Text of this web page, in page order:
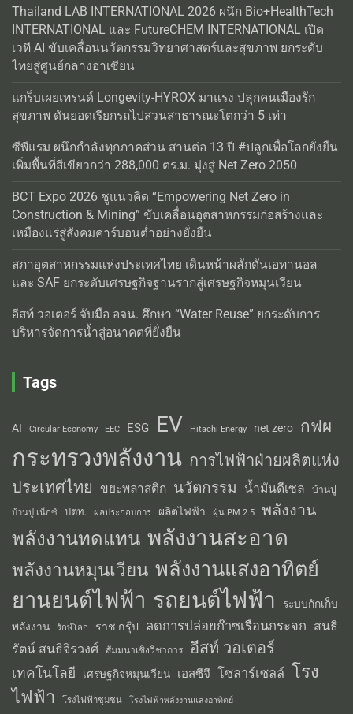
Thailand LAB INTERNATIONAL 2026 ผนึก Bio+HealthTech
INTERNATIONAL และ FutureCHEM INTERNATIONAL เปิด
เวที AI ขับเคลื่อนนวัตกรรมวิทยาศาสตร์และสุขภาพ ยกระดับ
ไทยสู่ศูนย์กลางอาเซียน
แกร็บเผยเทรนด์ Longevity-HYROX มาแรง ปลุกคนเมืองรัก
สุขภาพ ดันยอดเรียกรถไปสวนสาธารณะโตกว่า 5 เท่า
ซีพีแรม ผนึกกำลังทุกภาคส่วน สานต่อ 13 ปี #ปลูกเพื่อโลกยั่งยืน
เพิ่มพื้นที่สีเขียวกว่า 288,000 ตร.ม. มุ่งสู่ Net Zero 2050
BCT Expo 2026 ชูแนวคิด “Empowering Net Zero in
Construction & Mining” ขับเคลื่อนอุตสาหกรรมก่อสร้างและ
เหมืองแร่สู่สังคมคาร์บอนต่ำอย่างยั่งยืน
สภาอุตสาหกรรมแห่งประเทศไทย เดินหน้าผลักดันเอทานอล
และ SAF ยกระดับเศรษฐกิจฐานรากสู่เศรษฐกิจหมุนเวียน
อีสท์ วอเตอร์ จับมือ อจน. ศึกษา “Water Reuse” ยกระดับการ
บริหารจัดการน้ำสู่อนาคตที่ยั่งยืน
Tags
AI Circular Economy EEC ESG EV Hitachi Energy net zero กฟผ
กระทรวงพลังงาน การไฟฟ้าฝ่ายผลิตแห่ง
ประเทศไทย
ขยะพลาสติก นวัตกรรม น้ำมันดีเซล บ้านปู
บ้านปู เน็กซ์ ปตท. ผลประกอบการ ผลิตไฟฟ้า ฝุ่น PM 2.5 พลังงาน
พลังงานทดแทน พลังงานสะอาด
พลังงานหมุนเวียน พลังงานแสงอาทิตย์
ยานยนต์ไฟฟ้า รถยนต์ไฟฟ้า
ระบบกักเก็บ
พลังงาน
รักษ์โลก ราช กรุ๊ป ลดการปล่อยก๊าซเรือนกระจก สนธิ
รัตน์ สนธิจิรวงศ์
สัมมนาเชิงวิชาการ อีสท์ วอเตอร์
เทคโนโลยี เศรษฐกิจหมุนเวียน เอสซีจี โซลาร์เซลล์ โรง
ไฟฟ้า
โรงไฟฟ้าชุมชน โรงไฟฟ้าพลังงานแสงอาทิตย์